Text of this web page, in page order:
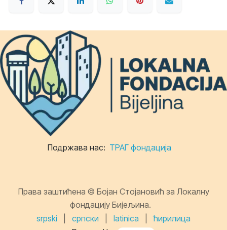
Подржава нас: ТРАГ фондација
Права заштићена © Бојан Стојановић за Локалну
фондацију Бијељина.
srpski
српски latinica
ћирилица